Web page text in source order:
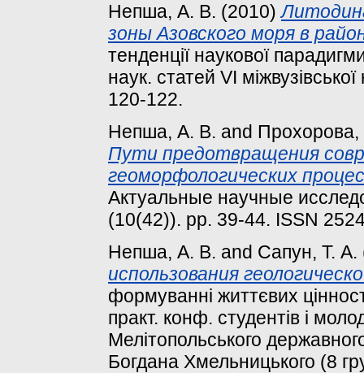
Непша, А. В. (2010)
зоны Азовского моря в
тенденції наукової
наук. статей VI
120-122.
Непша, А. В. and
Пути предотвращения
геоморфологических
Актуальные научные
(10(42)). pp. 39-44. ISSN
Непша, А. В. and Сапун, Т. А.
использования
формуванні життєвих
практ. конф. студентів і
Мелітопольського
Богдана Хмельницького (8